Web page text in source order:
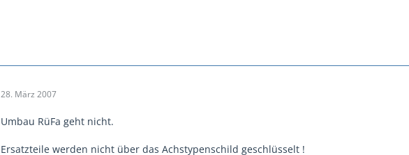
28. März 2007
Umbau RüFa geht nicht.
Ersatzteile werden nicht über das Achstypenschild geschlüsselt !